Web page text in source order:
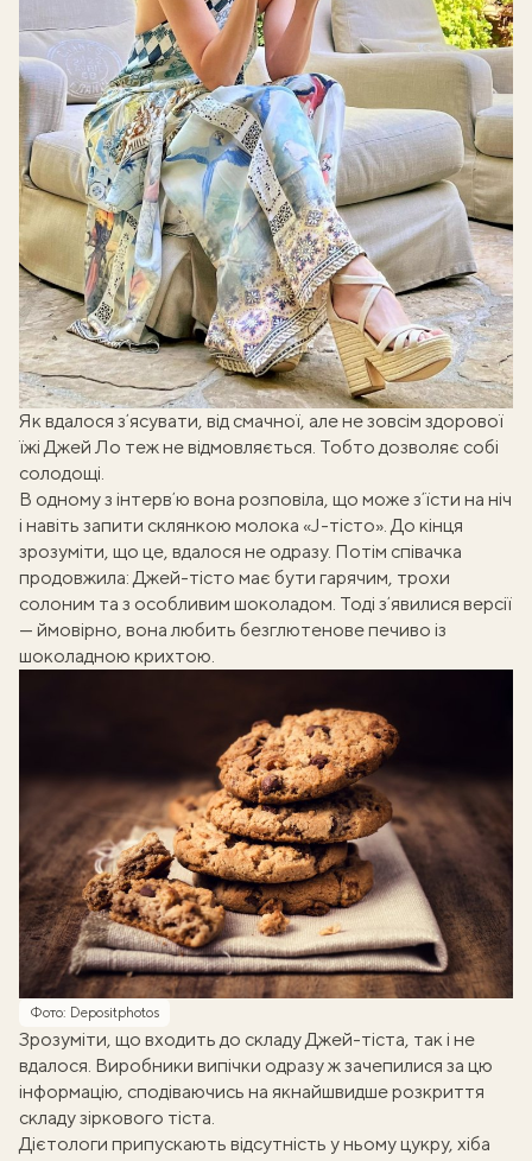
Як вдалося зʼясувати, від смачної, але не зовсім здорової
їжі Джей Ло теж не відмовляється. Тобто дозволяє собі
солодощі.
В одному з інтервʼю вона розповіла, що може зʼїсти на ніч
і навіть запити склянкою молока «J-тісто». До кінця
зрозуміти, що це, вдалося не одразу. Потім співачка
продовжила: Джей-тісто має бути гарячим, трохи
солоним та з особливим шоколадом. Тоді зʼявилися версії
— ймовірно, вона любить безглютенове печиво із
шоколадною крихтою.
Фото: Depositphotos
Зрозуміти, що входить до складу Джей-тіста, так і не
вдалося. Виробники випічки одразу ж зачепилися за цю
інформацію, сподіваючись на якнайшвидше розкриття
складу зіркового тіста.
Дієтологи припускають відсутність у ньому цукру, хіба